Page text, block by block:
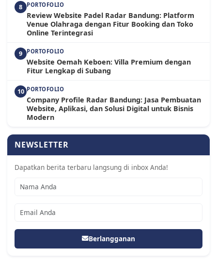
8 PORTOFOLIO
Review Website Padel Radar Bandung: Platform
Venue Olahraga dengan Fitur Booking dan Toko
Online Terintegrasi
9 PORTOFOLIO
Website Oemah Keboen: Villa Premium dengan
Fitur Lengkap di Subang
10 PORTOFOLIO
Company Profile Radar Bandung: Jasa Pembuatan
Website, Aplikasi, dan Solusi Digital untuk Bisnis
Modern
NEWSLETTER
Dapatkan berita terbaru langsung di inbox Anda!
Berlangganan